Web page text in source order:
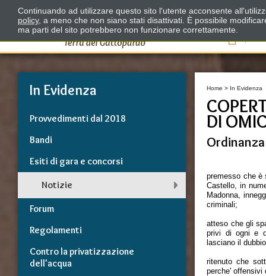
Il
In Evidenza
Provvedimenti dal 2018
Bandi
Esiti di gara e concorsi
Notizie
Forum
Regolamenti
Contro la privatizzazione
dell'acqua
Home > In Evidenza
DI
premesso che è
Castello, in
Madonna,
criminali;
atteso che gli
privi di ogni e
lasciano il
ritenuto che
perche' offensivi
Continuando ad utilizzare questo sito l'utente acconsente
policy, a meno che non siano stati disattivati. È possibile
ma parti del sito potrebbero non funzionare correttamente.